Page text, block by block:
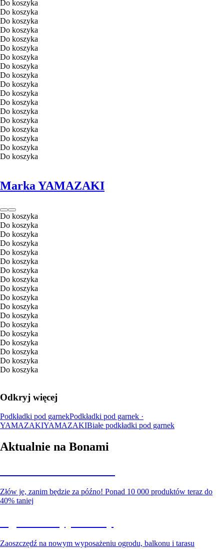
Do koszyka
Do koszyka
Do koszyka
Do koszyka
Do koszyka
Do koszyka
Do koszyka
Do koszyka
Do koszyka
Do koszyka
Do koszyka
Do koszyka
Do koszyka
Do koszyka
Do koszyka
Do koszyka
Do koszyka
Do koszyka
Marka YAMAZAKI
Do koszyka
Do koszyka
Do koszyka
Do koszyka
Do koszyka
Do koszyka
Do koszyka
Do koszyka
Do koszyka
Do koszyka
Do koszyka
Do koszyka
Do koszyka
Do koszyka
Do koszyka
Do koszyka
Do koszyka
Do koszyka
Odkryj więcej
Podkładki pod garnekPodkładki pod garnek ·
YAMAZAKIYAMAZAKIBiałe podkładki pod garnek
Aktualnie na Bonami
Złów je, zanim będzie za późno! Ponad 10 000 produktów teraz do
40% taniej
Zaoszczędź na nowym wyposażeniu ogrodu, balkonu i tarasu